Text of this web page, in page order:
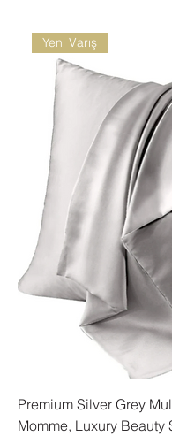
Yeni Varış
Premium Silver Grey
Momme, Luxury Beauty